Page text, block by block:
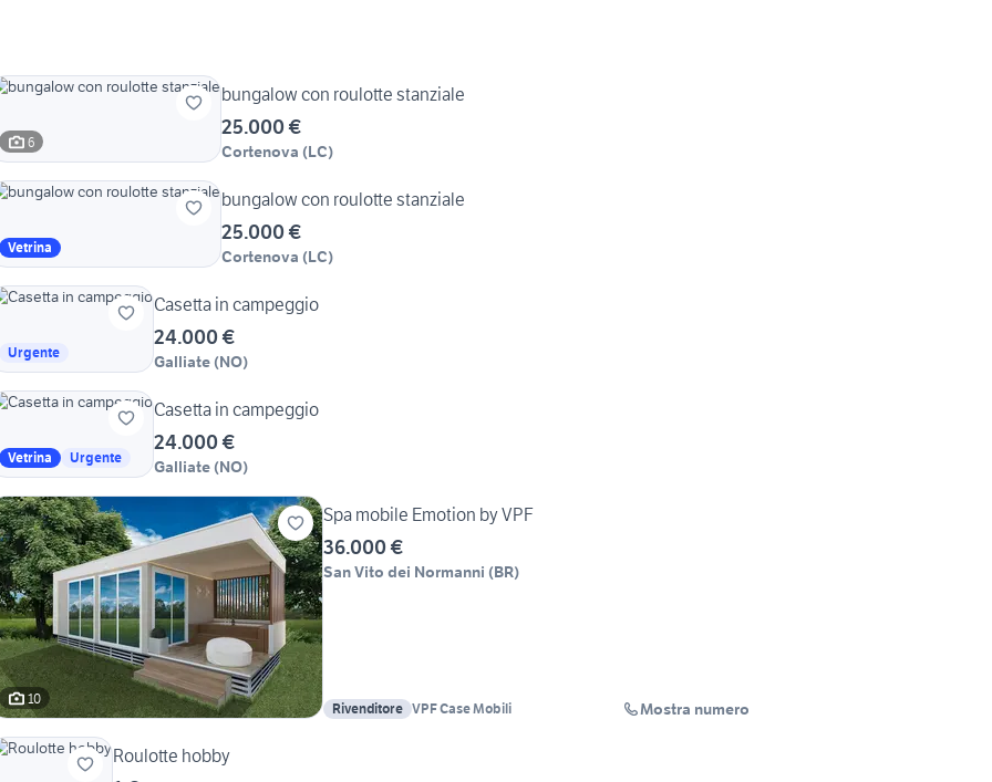
6
bungalow con roulotte stanziale
25.000 €
Cortenova (LC)
Vetrina
bungalow con roulotte stanziale
25.000 €
Cortenova (LC)
Urgente
Casetta in campeggio
24.000 €
Galliate (NO)
Vetrina Urgente
Casetta in campeggio
24.000 €
Galliate (NO)
10
Spa mobile Emotion by VPF
36.000 €
San Vito dei Normanni (BR)
Rivenditore VPF Case Mobili Mostra numero
Roulotte hobby